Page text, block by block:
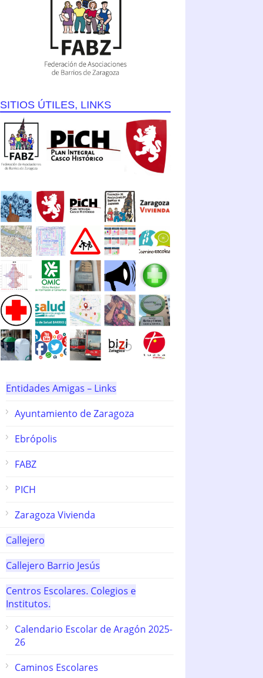
SITIOS ÚTILES, LINKS
Entidades Amigas – Links
Ayuntamiento de Zaragoza
Ebrópolis
FABZ
PICH
Zaragoza Vivienda
Callejero
Callejero Barrio Jesús
Centros Escolares. Colegios e
Institutos.
Calendario Escolar de Aragón 2025-
26
Caminos Escolares